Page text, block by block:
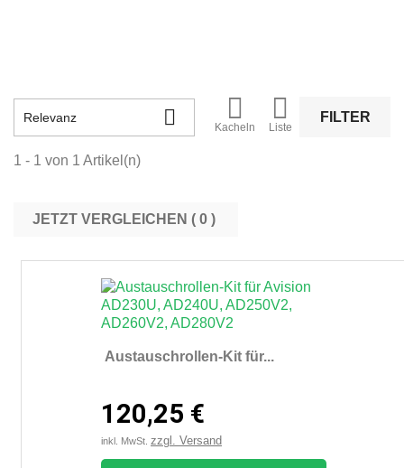
Relevanz  
Kacheln

Liste
FILTER
1 - 1 von 1 Artikel(n)
JETZT VERGLEICHEN ( 0
Austauschrollen-Kit für...
120,25 €
inkl. MwSt. zzgl. Versand